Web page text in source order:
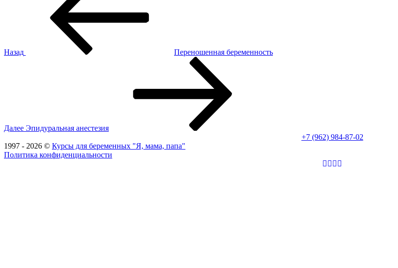
Назад
Переношенная беременность
Далее Эпидуральная анестезия
+7 (962) 984-87-02
1997 - 2026 © Курсы для беременных "Я, мама, папа"
Политика конфиденциальности